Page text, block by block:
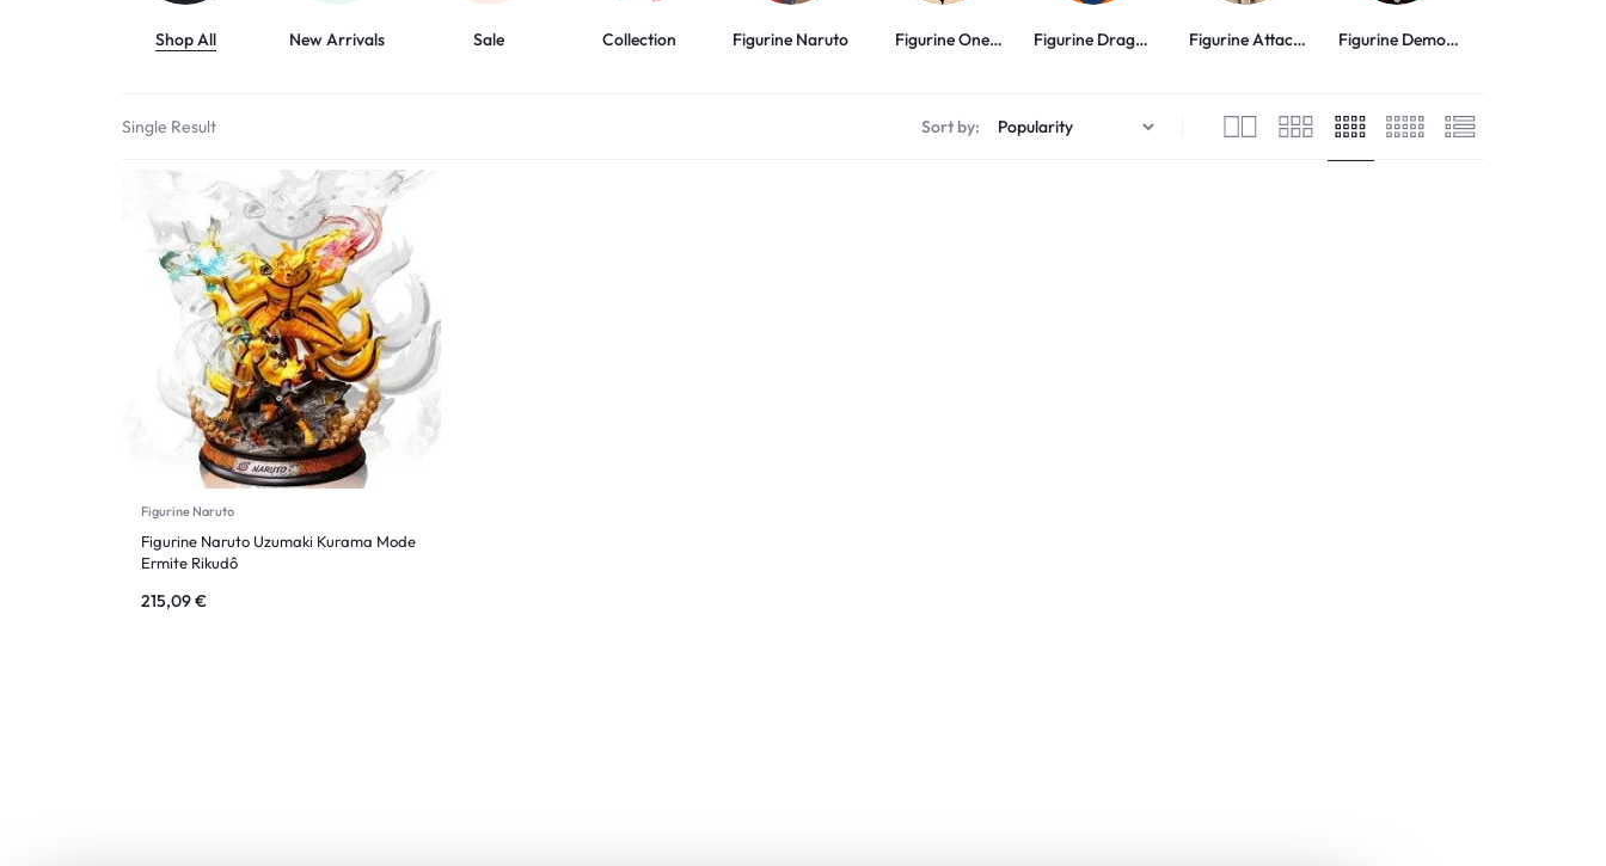
Shop All New Arrivals Sale Collection Figurine Naruto
Figurine One
Figurine Dragon
Figurine Attack
Figurine Demon
Single Result Sort by:
Figurine Naruto
Figurine Naruto Uzumaki Kurama Mode
Ermite Rikudô
215,09€